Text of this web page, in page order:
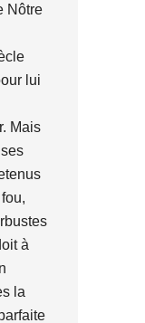
Nôtre
lui
Mais
à
la